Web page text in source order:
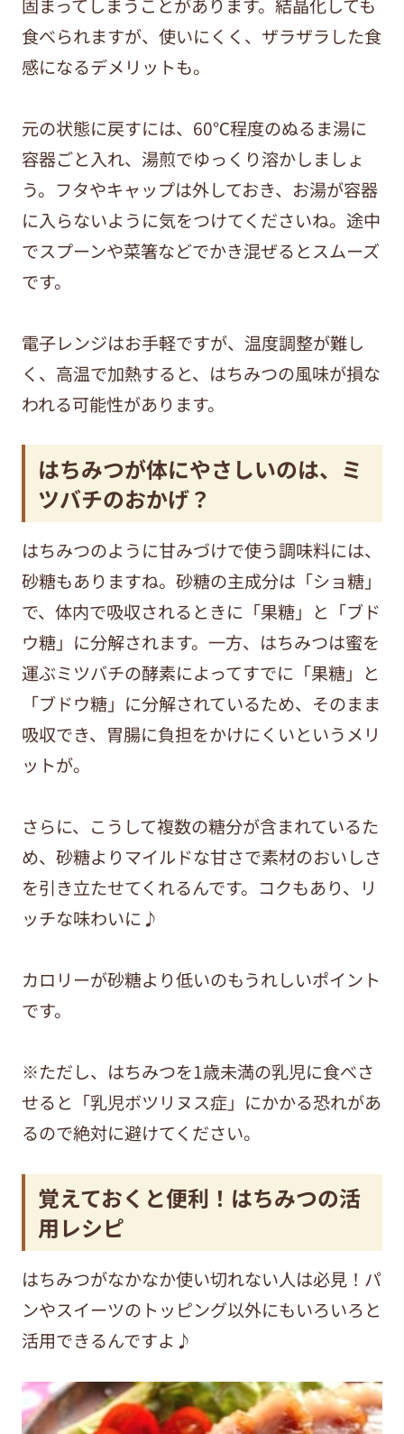
固まってしまうことがあります。結晶化しても
食べられますが、使いにくく、ザラザラした食
感になるデメリットも。
元の状態に戻すには、60℃程度のぬるま湯に
容器ごと入れ、湯煎でゆっくり溶かしましょ
う。フタやキャップは外しておき、お湯が容器
に入らないように気をつけてくださいね。途中
でスプーンや菜箸などでかき混ぜるとスムーズ
です。
電子レンジはお手軽ですが、温度調整が難し
く、高温で加熱すると、はちみつの風味が損な
われる可能性があります。
はちみつが体にやさしいのは、ミ
ツバチのおかげ？
はちみつのように甘みづけで使う調味料には、
砂糖もありますね。砂糖の主成分は「ショ糖」
で、体内で吸収されるときに「果糖」と「ブド
ウ糖」に分解されます。一方、はちみつは蜜を
運ぶミツバチの酵素によってすでに「果糖」と
「ブドウ糖」に分解されているため、そのまま
吸収でき、胃腸に負担をかけにくいというメリ
ットが。
さらに、こうして複数の糖分が含まれているた
め、砂糖よりマイルドな甘さで素材のおいしさ
を引き立たせてくれるんです。コクもあり、リ
ッチな味わいに♪
カロリーが砂糖より低いのもうれしいポイント
です。
※ただし、はちみつを1歳未満の乳児に食べさ
せると「乳児ボツリヌス症」にかかる恐れがあ
るので絶対に避けてください。
覚えておくと便利！はちみつの活
用レシピ
はちみつがなかなか使い切れない人は必見！パ
ンやスイーツのトッピング以外にもいろいろと
活用できるんですよ♪